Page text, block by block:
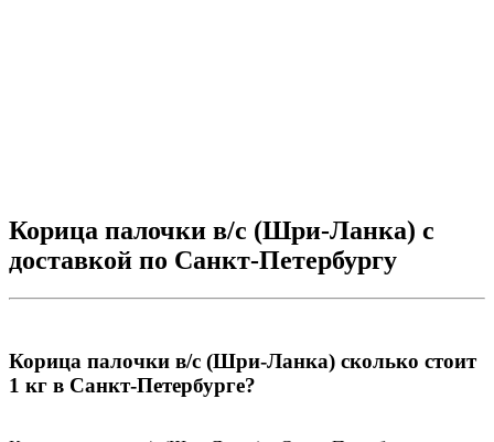
Корица палочки в/c (Шри-Ланка) с
доставкой по Санкт-Петербургу
Корица палочки в/c (Шри-Ланка) сколько стоит
1 кг в Санкт-Петербурге?